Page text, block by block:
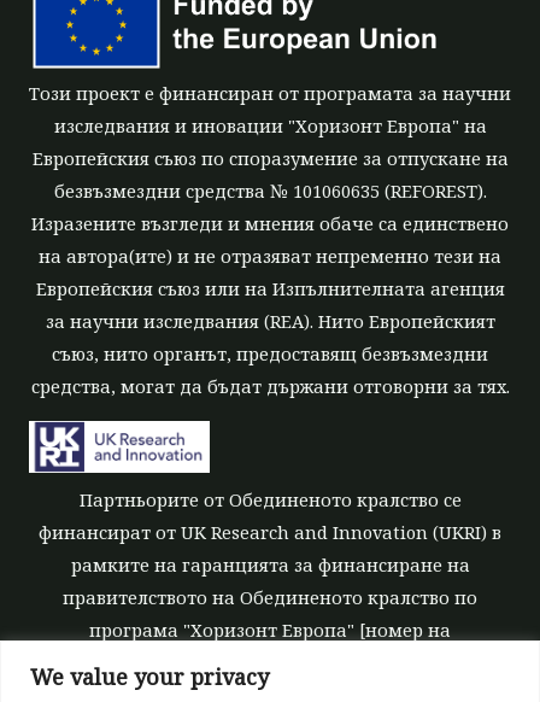
We value your privacy
Този проект е финансиран от програмата за научни
изследвания и иновации "Хоризонт Европа" на
Европейския съюз по споразумение за отпускане на
безвъзмездни средства № 101060635 (REFOREST).
Изразените възгледи и мнения обаче са единствено
на автора(ите) и не отразяват непременно тези на
Европейския съюз или на Изпълнителната агенция
за научни изследвания (REA). Нито Европейският
съюз, нито органът, предоставящ безвъзмездни
средства, могат да бъдат държани отговорни за тях.
Партньорите от Обединеното кралство се
финансират от UK Research and Innovation (UKRI) в
рамките на гаранцията за финансиране на
правителството на Обединеното кралство по
програма "Хоризонт Европа" [номер на
безвъзмездните средства 10039700].